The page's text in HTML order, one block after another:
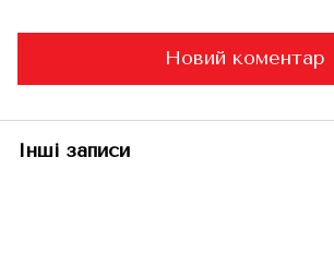
Новий коментар
Інші записи